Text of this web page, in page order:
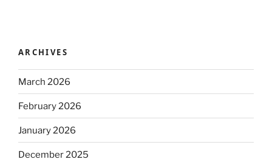
ARCHIVES
March 2026
February 2026
January 2026
December 2025